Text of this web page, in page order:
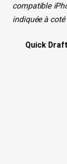
compatible
indiquée à
Quick